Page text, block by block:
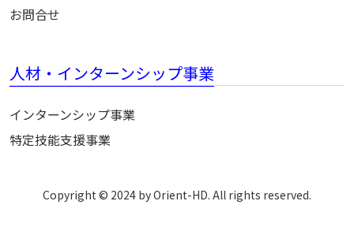
お問合せ
人材・インターンシップ事業
インターンシップ事業
特定技能支援事業
Copyright © 2024 by Orient-HD. All rights reserved.